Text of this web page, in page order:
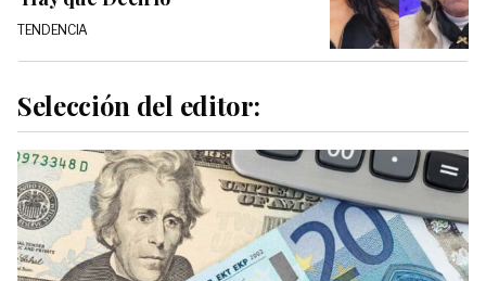
TENDENCIA
Selección del editor: